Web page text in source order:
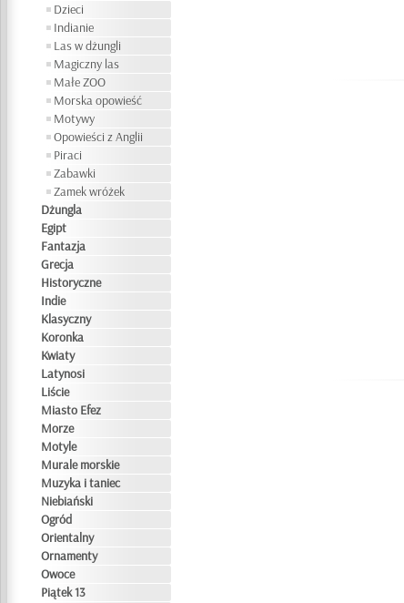
Dzieci
Indianie
Las w dżungli
Magiczny las
Małe ZOO
Morska opowieść
Motywy
Opowieści z Anglii
Piraci
Zabawki
Zamek wróżek
Dżungla
Egipt
Fantazja
Grecja
Historyczne
Indie
Klasyczny
Koronka
Kwiaty
Latynosi
Liście
Miasto Efez
Morze
Motyle
Murale morskie
Muzyka i taniec
Niebiański
Ogród
Orientalny
Ornamenty
Owoce
Piątek 13